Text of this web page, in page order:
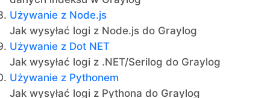
Używanie z Node.js
Jak wysyłać logi z Node.js do Graylog
Używanie z Dot NET
Jak wysyłać logi z .NET/Serilog do Graylog
Używanie z Pythonem
Jak wysyłać logi z Pythona do Graylog